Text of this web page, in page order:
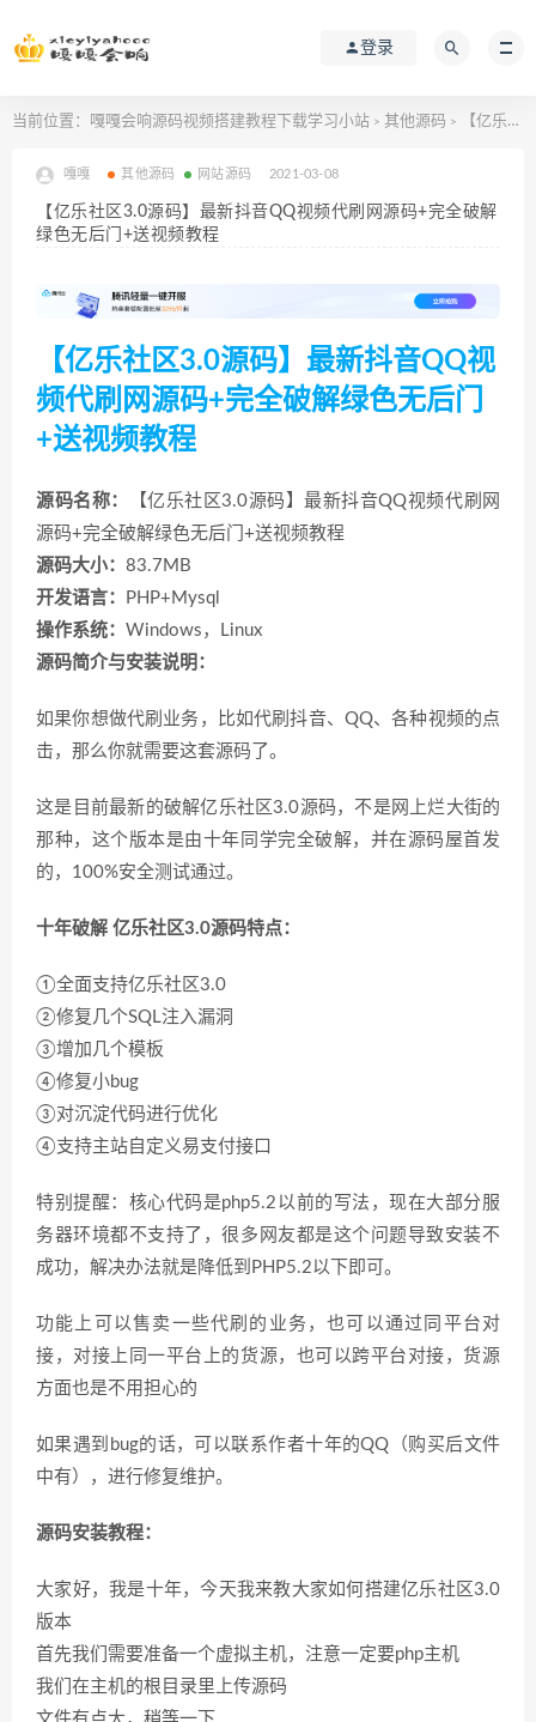
登录
当前位置： 嘎嘎会响源码视频搭建教程下载学习小站 > 其他源码 > 【亿乐社区3.0源码】最新抖音QQ视频代刷网源码+完全破解绿色无后门+送视频教程
嘎嘎 其他源码 网站源码 2021-03-08
【亿乐社区3.0源码】最新抖音QQ视频代刷网源码+完全破解
绿色无后门+送视频教程
【亿乐社区3.0源码】最新抖音QQ视
频代刷网源码+完全破解绿色无后门
+送视频教程
源码名称： 【亿乐社区3.0源码 】最新抖音QQ视频代刷网
源码+完全破解绿色无后门+送视频教程
源码大小： 83.7MB
开发语言：
PHP+Mysql
操作系统： Windows，Linux
源码简介与安装说明：
如果你想做代刷业务，比如代刷抖音、QQ、各种视频的点
击，那么你就需要这套源码了。
这是目前最新的破解亿乐社区3.0源码，不是网上烂大街的
那种，这个版本是由十年同学完全破解，并在源码屋首发
的，100%安全测试通过。
十年破解 亿乐社区3.0源码特点：
①全面支持亿乐社区3.0
②修复几个SQL注入漏洞
③增加几个模板
④修复小bug
③对沉淀代码进行优化
④支持主站自定义易支付接口
特别提醒：核心代码是php5.2以前的写法，现在大部分服
务器环境都不支持了，很多网友都是这个问题导致安装不
成功，解决办法就是降低到PHP5.2以下即可。
功能上可以售卖一些代刷的业务，也可以通过同平台对
接，对接上同一平台上的货源，也可以跨平台对接，货源
方面也是不用担心的
如果遇到bug的话，可以联系作者十年的QQ（购买后文件
中有），进行修复维护。
源码安装教程：
大家好，我是十年，今天我来教大家如何搭建亿乐社区3.0
版本
首先我们需要准备一个虚拟主机，注意一定要php主机
我们在主机的根目录里上传源码